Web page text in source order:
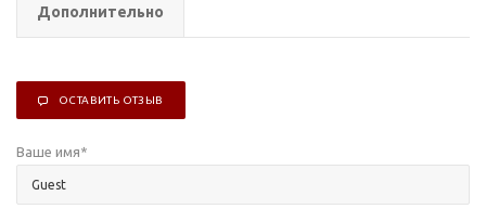
Дополнительно
ОСТАВИТЬ ОТЗЫВ
Ваше имя*